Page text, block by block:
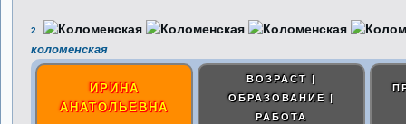
2
коломенская
ИРИНА
АНАТОЛЬЕВНА
ВОЗРАСТ |
ОБРАЗОВАНИЕ |
РАБОТА